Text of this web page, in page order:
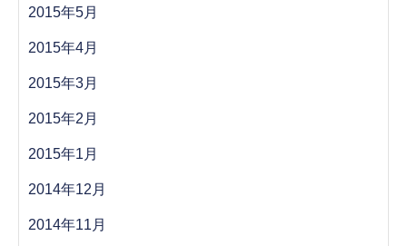
2015年5月
2015年4月
2015年3月
2015年2月
2015年1月
2014年12月
2014年11月